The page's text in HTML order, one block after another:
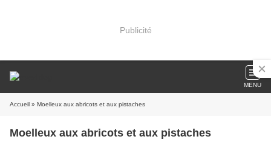
Publicité
MENU
Accueil » Moelleux aux abricots et aux pistaches
Moelleux aux abricots et aux pistaches